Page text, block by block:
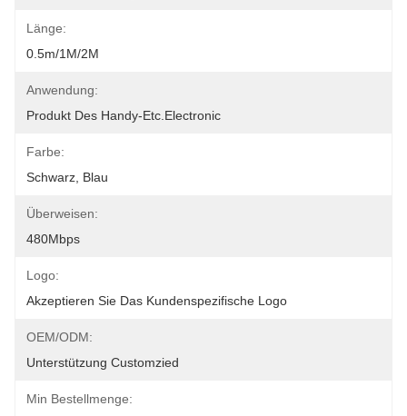
Länge:
0.5m/1M/2M
Anwendung:
Produkt Des Handy-Etc.electronic
Farbe:
Schwarz, Blau
Überweisen:
480Mbps
Logo:
Akzeptieren Sie Das Kundenspezifische Logo
OEM/ODM:
Unterstützung Customzied
Min Bestellmenge: